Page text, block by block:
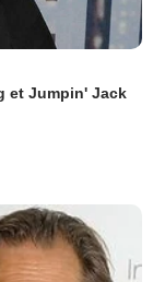
et Jumpin' Jack